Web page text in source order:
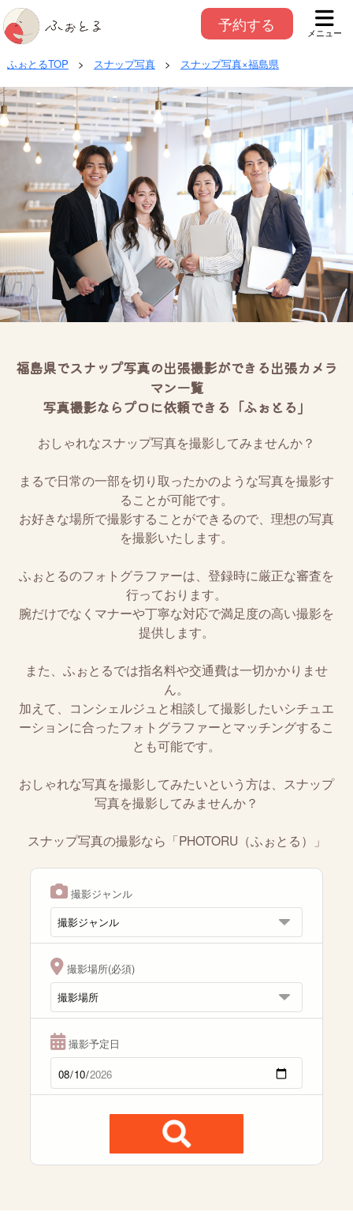
予約する メニュー
ふぉとるTOP > スナップ写真 > スナップ写真×福島県
福島県でスナップ写真の出張撮影ができる出張カメラ
マン一覧
写真撮影ならプロに依頼できる「ふぉとる」
おしゃれなスナップ写真を撮影してみませんか？
まるで日常の一部を切り取ったかのような写真を撮影す
ることが可能です。
お好きな場所で撮影することができるので、理想の写真
を撮影いたします。
ふぉとるのフォトグラファーは、登録時に厳正な審査を
行っております。
腕だけでなくマナーや丁寧な対応で満足度の高い撮影を
提供します。
また、ふぉとるでは指名料や交通費は一切かかりませ
ん。
加えて、コンシェルジュと相談して撮影したいシチュエ
ーションに合ったフォトグラファーとマッチングするこ
とも可能です。
おしゃれな写真を撮影してみたいという方は、スナップ
写真を撮影してみませんか？
スナップ写真の撮影なら「PHOTORU（ふぉとる）」
撮影ジャンル
撮影場所(必須)
撮影予定日